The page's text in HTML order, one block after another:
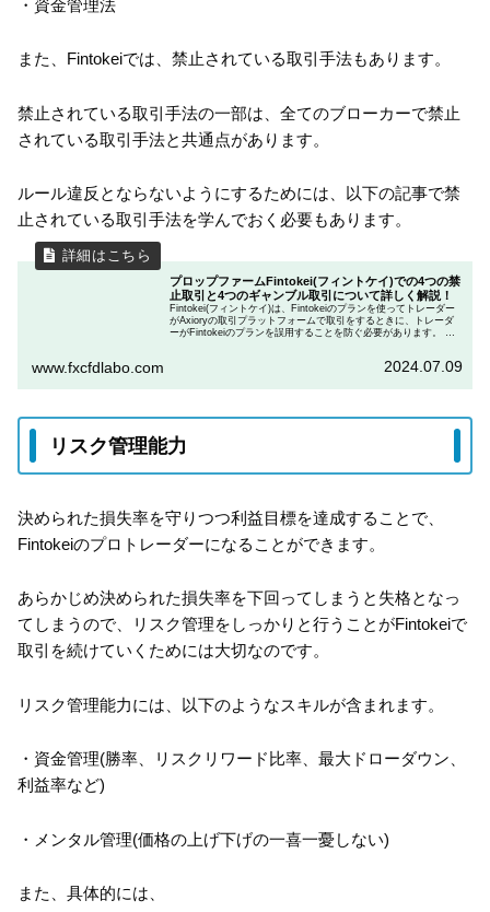
・資金管理法
また、Fintokeiでは、禁止されている取引手法もあります。
禁止されている取引手法の一部は、全てのブローカーで禁止
されている取引手法と共通点があります。
ルール違反とならないようにするためには、以下の記事で禁
止されている取引手法を学んでおく必要もあります。
プロップファームFintokei(フィントケイ)での4つの禁
止取引と4つのギャンブル取引について詳しく解説！
Fintokei(フィントケイ)は、Fintokeiのプランを使ってトレーダー
がAxioryの取引プラットフォームで取引をするときに、トレーダ
ーがFintokeiのプランを誤用することを防ぐ必要があります。 一
www.fxcfdlabo.com 2024.07.09
リスク管理能力
決められた損失率を守りつつ利益目標を達成することで、
Fintokeiのプロトレーダーになることができます。
あらかじめ決められた損失率を下回ってしまうと失格となっ
てしまうので、リスク管理をしっかりと行うことがFintokeiで
取引を続けていくためには大切なのです。
リスク管理能力には、以下のようなスキルが含まれます。
・資金管理(勝率、リスクリワード比率、最大ドローダウン、
利益率など)
・メンタル管理(価格の上げ下げの一喜一憂しない)
また、具体的には、